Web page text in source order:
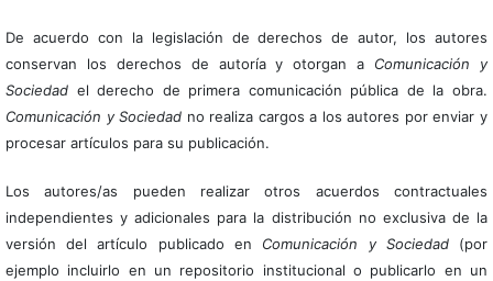
De acuerdo con la legislación de derechos de autor, los autores
conservan los derechos de autoría y otorgan a Comunicación y
Sociedadel derecho de primera comunicación pública de la obra.
Comunicación y Sociedad no realiza cargos a los autores por enviar y
procesar artículos para su publicación.
Los autores/as pueden realizar otros acuerdos contractuales
independientes y adicionales para la distribución no exclusiva de la
versión del artículo publicado en Comunicación y Sociedad(por
ejemplo incluirlo en un repositorio institucional o publicarlo en un